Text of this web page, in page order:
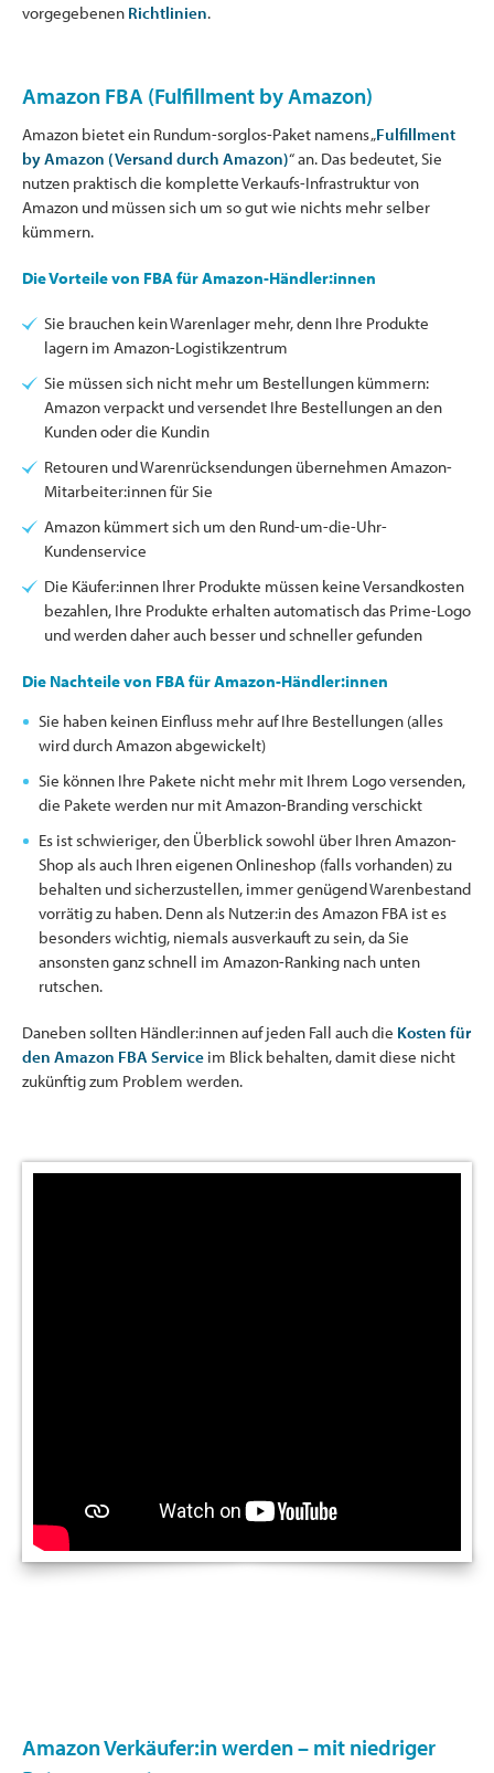
vorgegebenen Richtlinien.
Amazon FBA (Fulfillment by Amazon)
Amazon bietet ein Rundum-sorglos-Paket namens „Fulfillment
by Amazon (Versand durch Amazon)“ an. Das bedeutet, Sie
nutzen praktisch die komplette Verkaufs-Infrastruktur von
Amazon und müssen sich um so gut wie nichts mehr selber
kümmern.
Die Vorteile von FBA für Amazon-Händler:innen
Sie brauchen kein Warenlager mehr, denn Ihre Produkte
lagern im Amazon-Logistikzentrum
Sie müssen sich nicht mehr um Bestellungen kümmern:
Amazon verpackt und versendet Ihre Bestellungen an den
Kunden oder die Kundin
Retouren und Warenrücksendungen übernehmen Amazon-
Mitarbeiter:innen für Sie
Amazon kümmert sich um den Rund-um-die-Uhr-
Kundenservice
Die Käufer:innen Ihrer Produkte müssen keine Versandkosten
bezahlen, Ihre Produkte erhalten automatisch das Prime-Logo
und werden daher auch besser und schneller gefunden
Die Nachteile von FBA für Amazon-Händler:innen
Sie haben keinen Einfluss mehr auf Ihre Bestellungen (alles
wird durch Amazon abgewickelt)
Sie können Ihre Pakete nicht mehr mit Ihrem Logo versenden,
die Pakete werden nur mit Amazon-Branding verschickt
Es ist schwieriger, den Überblick sowohl über Ihren Amazon-
Shop als auch Ihren eigenen Onlineshop (falls vorhanden) zu
behalten und sicherzustellen, immer genügend Warenbestand
vorrätig zu haben. Denn als Nutzer:in des Amazon FBA ist es
besonders wichtig, niemals ausverkauft zu sein, da Sie
ansonsten ganz schnell im Amazon-Ranking nach unten
rutschen.
Daneben sollten Händler:innen auf jeden Fall auch die Kosten für
den Amazon FBA Service im Blick behalten, damit diese nicht
zukünftig zum Problem werden.
Amazon Verkäufer:in werden – mit niedriger